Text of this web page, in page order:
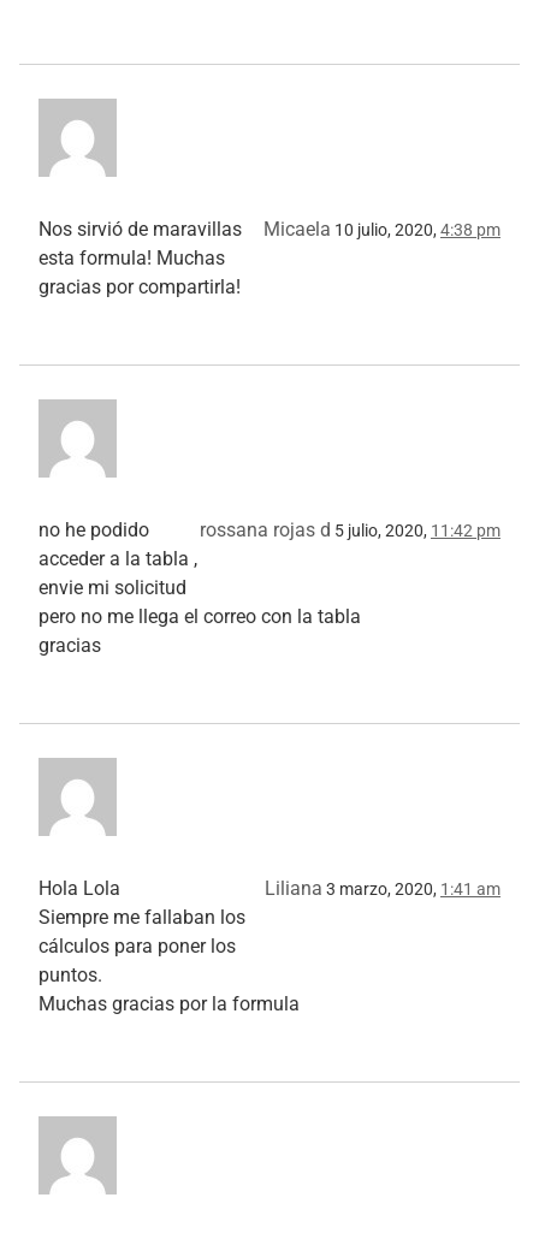
Micaela 10 julio, 2020, 4:38 pm
Nos sirvió de maravillas
esta formula! Muchas
gracias por compartirla!
rossana rojas d 5 julio, 2020, 11:42 pm
no he podido
acceder a la tabla ,
envie mi solicitud
pero no me llega el correo con la tabla
gracias
Liliana 3 marzo, 2020, 1:41 am
Hola Lola
Siempre me fallaban los
cálculos para poner los
puntos.
Muchas gracias por la formula